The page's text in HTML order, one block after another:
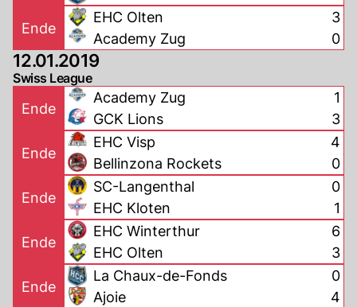
Ende
EHC Olten
Academy Zug
3
0
12.01.2019
Swiss League
Ende
Academy Zug
GCK Lions
1
3
Ende
EHC Visp
Bellinzona Rockets
4
0
Ende
SC-Langenthal
EHC Kloten
0
1
Ende
EHC Winterthur
EHC Olten
6
3
Ende
La Chaux-de-Fonds
Ajoie
0
4